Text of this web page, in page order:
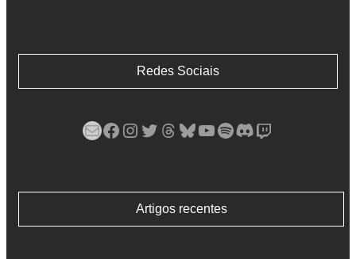
Redes Sociais
Mail Facebook Instagram Twitter Threads Bluesky YouTube Spotify Discord Twitch
Artigos recentes